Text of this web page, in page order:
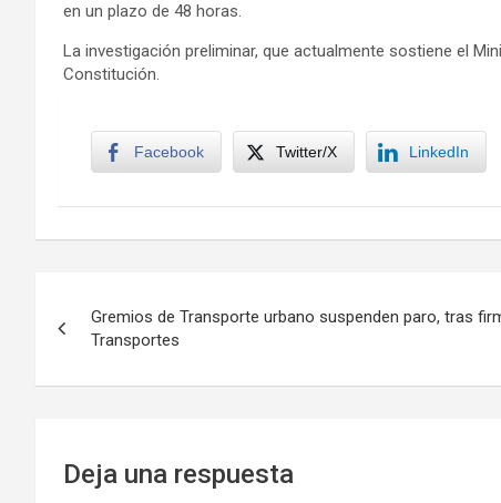
en un plazo de 48 horas.
La investigación preliminar, que actualmente sostiene el
Constitución.
Facebook Twitter/X LinkedIn
de
entradas
Gremios de Transporte urbano suspenden paro, tras
Transportes
Deja una respuesta